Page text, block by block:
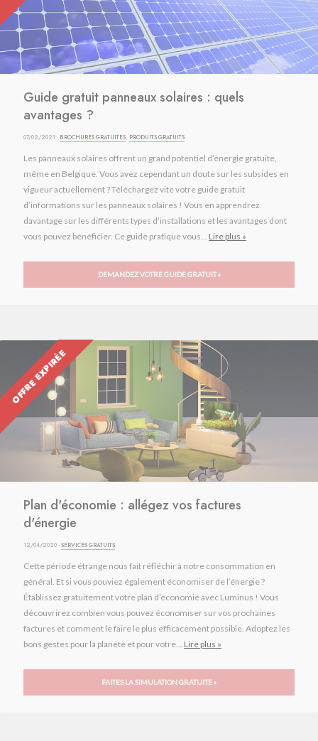
Guide gratuit panneaux solaires : quels
avantages ?
07/02/2021 · BROCHURES GRATUITES, PRODUITS GRATUITS
Les panneaux solaires offrent un grand potentiel d’énergie gratuite,
même en Belgique. Vous avez cependant un doute sur les subsides en
vigueur actuellement ? Téléchargez vite votre guide gratuit
d’informations sur les panneaux solaires ! Vous en apprendrez
davantage sur les différents types d’installations et les avantages dont
vous pouvez bénéficier. Ce guide pratique vous... Lire plus »
DEMANDEZ VOTRE GUIDE GRATUIT »
OFFRE EXPIRÉE
Plan d'économie : allégez vos factures
d'énergie
12/04/2020 ·SERVICES GRATUITS
Cette période étrange nous fait réfléchir à notre consommation en
général. Et si vous pouviez également économiser de l’énergie ?
Établissez gratuitement votre plan d’économie avec Luminus ! Vous
découvrirez combien vous pouvez économiser sur vos prochaines
factures et comment le faire le plus efficacement possible. Adoptez les
bons gestes pour la planète et pour votre... Lire plus »
FAITES LA SIMULATION GRATUITE »